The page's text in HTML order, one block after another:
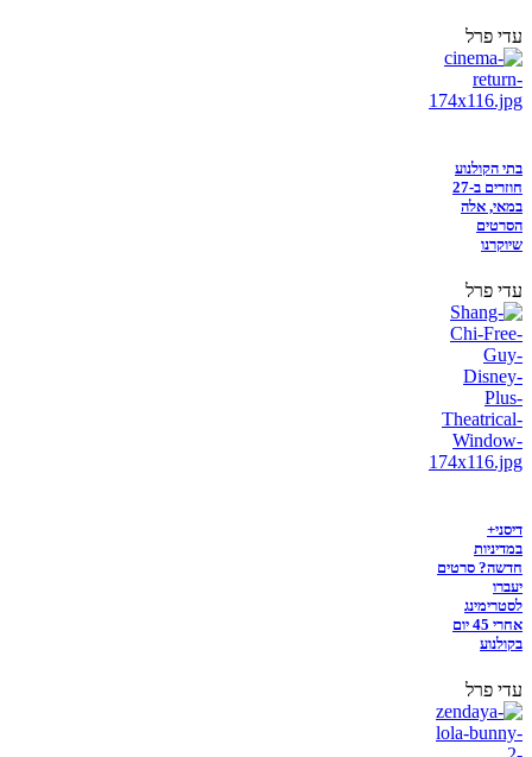
עדי פרל
בתי הקולנוע
חוזרים ב-27
במאי, אלה
הסרטים
שיוקרנו
עדי פרל
דיסני+
במדיניות
חדשה? סרטים
יעברו
לסטרימינג
אחרי 45 יום
בקולנוע
עדי פרל